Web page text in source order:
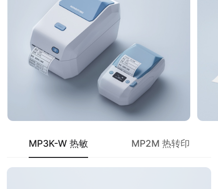
MP3K-W 热敏 MP2M 热转印